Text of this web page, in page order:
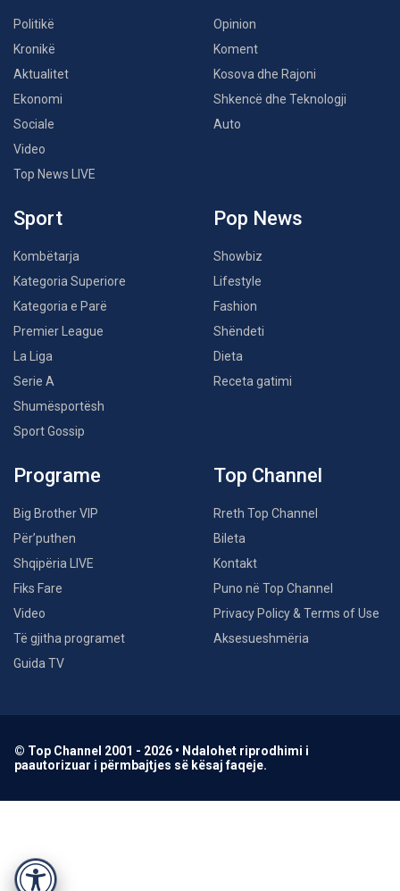
Politikë
Kronikë
Aktualitet
Ekonomi
Sociale
Video
Top News LIVE
Opinion
Koment
Kosova dhe Rajoni
Shkencë dhe Teknologji
Auto
Sport
Kombëtarja
Kategoria Superiore
Kategoria e Parë
Premier League
La Liga
Serie A
Shumësportësh
Sport Gossip
Pop News
Showbiz
Lifestyle
Fashion
Shëndeti
Dieta
Receta gatimi
Programe
Big Brother VIP
Për’puthen
Shqipëria LIVE
Fiks Fare
Video
Të gjitha programet
Guida TV
Top Channel
Rreth Top Channel
Bileta
Kontakt
Puno në Top Channel
Privacy Policy & Terms of Use
Aksesueshmëria
© Top Channel 2001 - 2026 • Ndalohet riprodhimi i
paautorizuar i përmbajtjes së kësaj faqeje.